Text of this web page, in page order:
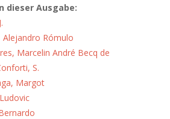
dieser Ausgabe:
Alejandro Rómulo
Marcelin André Becq de
S.
Margot